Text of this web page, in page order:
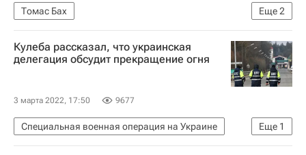
Еще2
Томас Бах
Международный олимпийский комитет (МОК)
Вокруг спорта
Кулеба рассказал, что украинская
делегация обсудит прекращение огня
3 марта 2022, 17:50 9677
Еще 1
Специальная военная операция на Украине
В мире